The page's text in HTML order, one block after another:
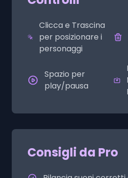
Clicca e Trascina
per posizionare i
personaggi
Spazio per
play/pausa
Consigli da Pro